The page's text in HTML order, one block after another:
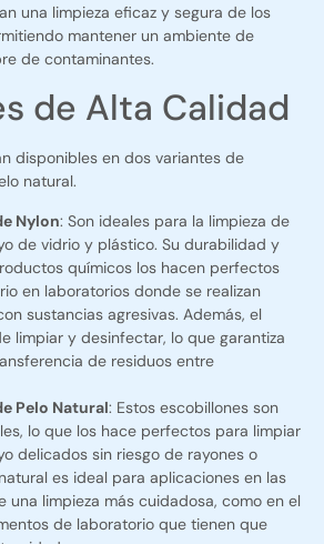
una limpieza eficaz y segura de los
mantener un ambiente de
de contaminantes.
de Alta Calidad
disponibles en dos variantes de
natural.
Nylon: Son ideales para la limpieza de
de vidrio y plástico. Su durabilidad y
químicos los hacen perfectos
en laboratorios donde se realizan
sustancias agresivas. Además, el
limpiar y desinfectar, lo que garantiza
de residuos entre
Pelo Natural: Estos escobillones son
lo que los hace perfectos para limpiar
delicados sin riesgo de rayones o
es ideal para aplicaciones en las
una limpieza más cuidadosa, como en el
de laboratorio que tienen que